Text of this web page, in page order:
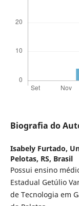
Biografia do
Isabely Furtado,
Pelotas, RS, Brasil
Possui ensino
Estadual Getúlio
de Tecnologia em